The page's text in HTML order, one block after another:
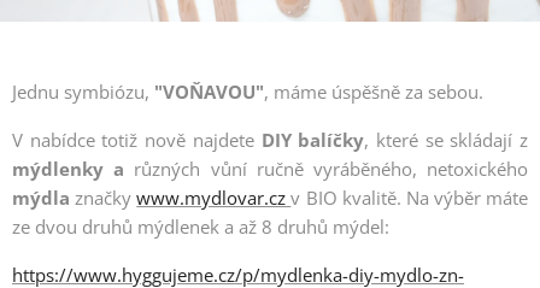
Jednu symbiózu, "VOŇAVOU", máme úspěšně za sebou.
V nabídce totiž nově najdete DIY balíčky, které se skládají z
mýdlenky a různých vůní ručně vyráběného, netoxického
mýdla značkywww.mydlovar.czv BIO kvalitě. Na výběr máte
ze dvou druhů mýdlenek a až 8 druhů mýdel:
https://www.hyggujeme.cz/p/mydlenka-diy-mydlo-zn-